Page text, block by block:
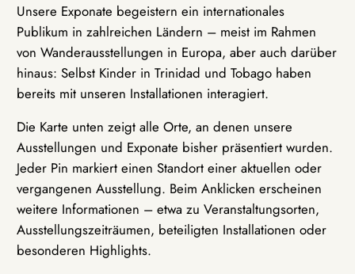
Unsere Exponate begeistern ein internationales
Publikum in zahlreichen Ländern – meist im Rahmen
von Wanderausstellungen in Europa, aber auch darüber
hinaus: Selbst Kinder in Trinidad und Tobago haben
bereits mit unseren Installationen interagiert.
Die Karte unten zeigt alle Orte, an denen unsere
Ausstellungen und Exponate bisher präsentiert wurden.
Jeder Pin markiert einen Standort einer aktuellen oder
vergangenen Ausstellung. Beim Anklicken erscheinen
weitere Informationen – etwa zu Veranstaltungsorten,
Ausstellungszeiträumen, beteiligten Installationen oder
besonderen Highlights.